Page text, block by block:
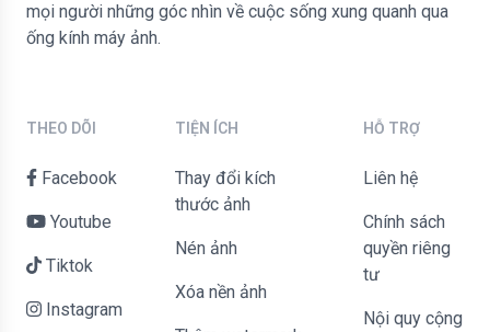
mọi người những góc nhìn về cuộc sống xung quanh qua
ống kính máy ảnh.
THEO DÕI
Facebook
Youtube
Tiktok
Instagram
TIỆN ÍCH
Thay đổi kích
thước ảnh
Nén ảnh
Xóa nền ảnh
HỖ TRỢ
liên hệ
Chính sách
quyền riêng
tư
Nội quy cộng